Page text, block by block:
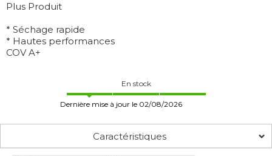
Plus Produit
* Séchage rapide
* Hautes performances
COV A+
En stock
Dernière mise à jour le 02/08/2026
Caractéristiques